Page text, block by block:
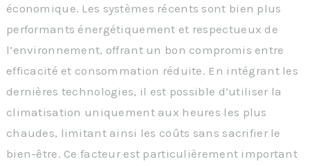
économique. Les systèmes récents sont bien plus
performants énergétiquement et respectueux de
l’environnement, offrant un bon compromis entre
efficacité et consommation réduite. En intégrant les
dernières technologies, il est possible d’utiliser la
climatisation uniquement aux heures les plus
chaudes, limitant ainsi les coûts sans sacrifier le
bien-être. Ce facteur est particulièrement important